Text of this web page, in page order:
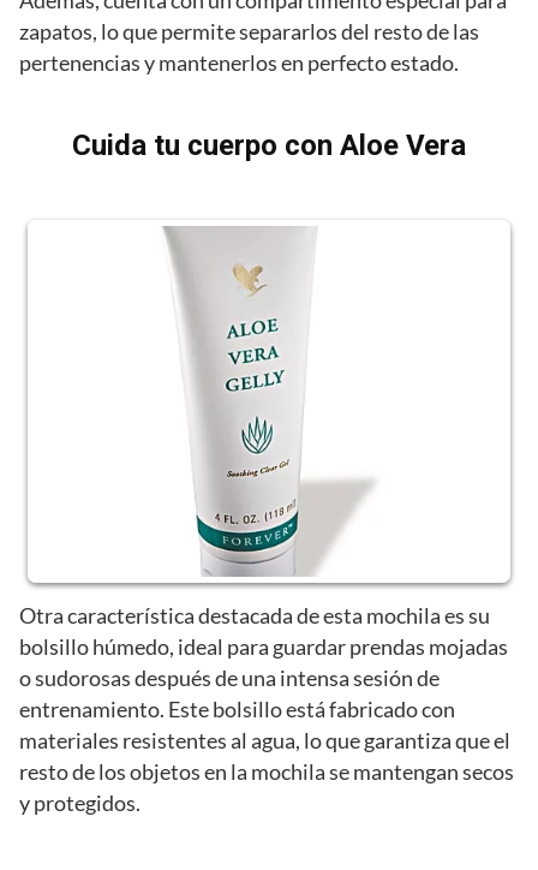
zapatos, lo que permite separarlos del resto de las
pertenencias y mantenerlos en perfecto estado.
Cuida tu cuerpo con Aloe Vera
Otra característica destacada de esta mochila es su
bolsillo húmedo, ideal para guardar prendas mojadas
o sudorosas después de una intensa sesión de
entrenamiento. Este bolsillo está fabricado con
materiales resistentes al agua, lo que garantiza que el
resto de los objetos en la mochila se mantengan secos
y protegidos.